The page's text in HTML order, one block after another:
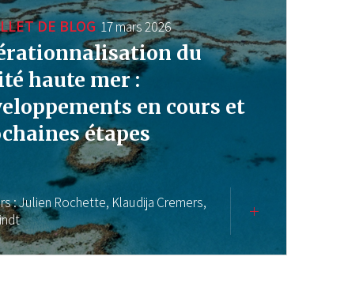
DE BLOG 17 mars 2026
du
haute mer :
en cours et
étapes
:Julien Rochette, Klaudija Cremers,